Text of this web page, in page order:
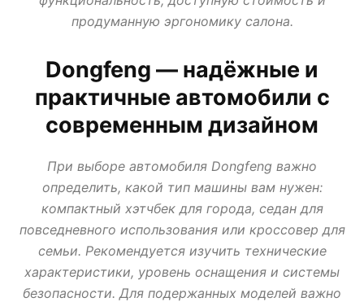
TRIUMPH VOLKSWAGEN VOLVO
АВТО В КРЕДИТ, ТРЕЙД ИН, ЛИЗИНГ ВАЗ ИЖ ЛАДА
продуманную эргономику салона.
Dongfeng — надёжные и
практичные автомобили с
современным дизайном
При выборе автомобиля Dongfeng важно
определить, какой тип машины вам нужен:
компактный хэтчбек для города, седан для
повседневного использования или кроссовер для
семьи. Рекомендуется изучить технические
характеристики, уровень оснащения и системы
безопасности. Для подержанных моделей важно